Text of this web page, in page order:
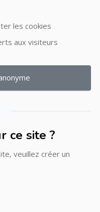
les cookies
aux visiteurs
ce site ?
veuillez créer un